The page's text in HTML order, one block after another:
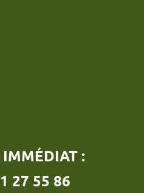
IMMÉDIAT :
55 86